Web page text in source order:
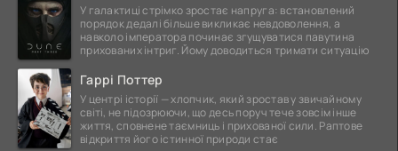
У галактиці стрімко зростає напруга: встановлений
порядок дедалі більше викликає невдоволення, а
навколо імператора починає згущуватися павутина
прихованих інтриг. Йому доводиться тримати ситуацію
Гаррі Поттер
У центрі історії — хлопчик, який зростав у звичайному
світі, не підозрюючи, що десь поруч тече зовсім інше
життя, сповнене таємниць і прихованої сили. Раптове
відкриття його істинної природи стає